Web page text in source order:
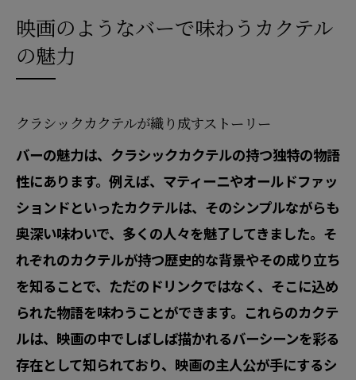
映画のようなバーで味わうカクテル
の魅力
クラシックカクテルが織り成すストーリー
バーの魅力は、クラシックカクテルの持つ独特の物語
性にあります。例えば、マティーニやオールドファッ
ションドといったカクテルは、そのシンプルながらも
奥深い味わいで、多くの人々を魅了してきました。そ
れぞれのカクテルが持つ歴史的な背景やその成り立ち
を知ることで、ただのドリンクではなく、そこに込め
られた物語を味わうことができます。これらのカクテ
ルは、映画の中でしばしば描かれるバーシーンを彩る
存在として知られており、映画の主人公が手にするシ